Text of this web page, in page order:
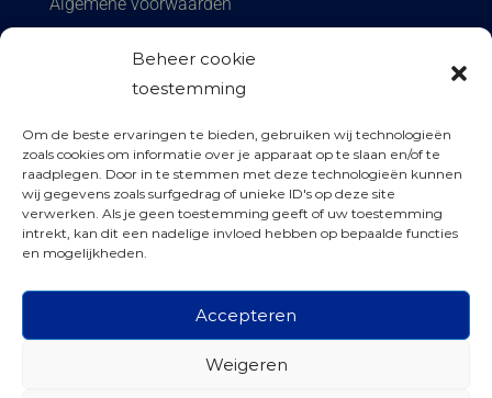
Beheer cookie
toestemming
Om de beste ervaringen te bieden, gebruiken wij technologieën
zoals cookies om informatie over je apparaat op te slaan en/of te
raadplegen. Door in te stemmen met deze technologieën kunnen
wij gegevens zoals surfgedrag of unieke ID's op deze site
verwerken. Als je geen toestemming geeft of uw toestemming
intrekt, kan dit een nadelige invloed hebben op bepaalde functies
en mogelijkheden.
Accepteren
Weigeren
Privacy policy
 info@kozijnen-factory.nl
 06 41 624 019
Kloosterbrink 6, Zwolle